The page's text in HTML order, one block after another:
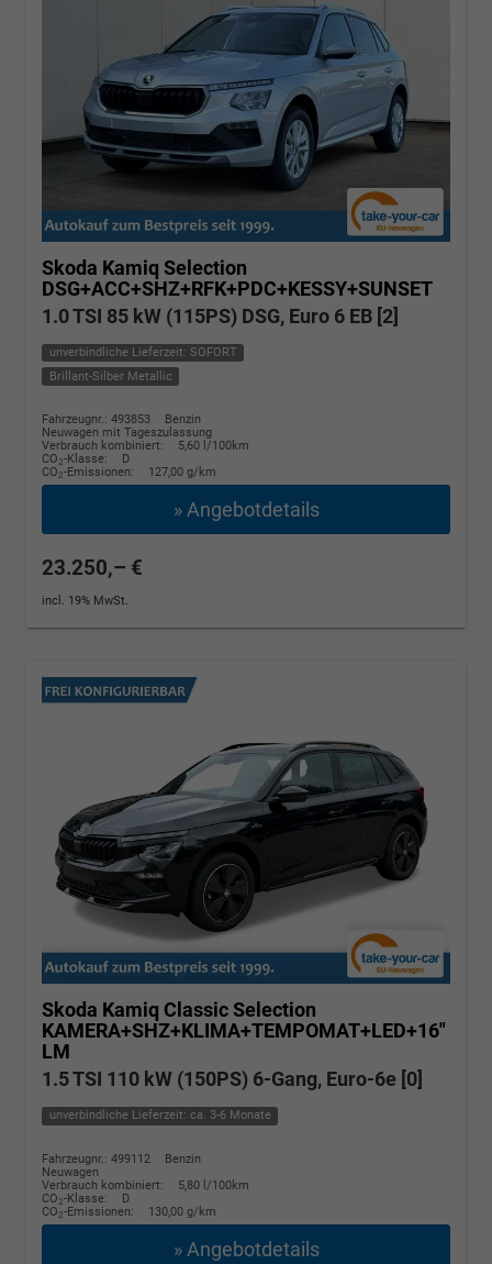
Skoda Kamiq Selection
DSG+ACC+SHZ+RFK+PDC+KESSY+SUNSET
1.0 TSI 85 kW (115PS) DSG, Euro 6 EB [2]
unverbindliche Lieferzeit: SOFORT
Brillant-Silber Metallic
Fahrzeugnr.: 493853
Benzin
Neuwagen mit Tageszulassung
Verbrauch kombiniert:
5,60 l/100km
CO2-Klasse:
D
CO2-Emissionen: 127,00 g/km
» Angebotdetails
23.250,– €
incl. 19% MwSt.
Skoda Kamiq Classic Selection
KAMERA+SHZ+KLIMA+TEMPOMAT+LED+16"
LM
1.5 TSI 110 kW (150PS) 6-Gang, Euro-6e [0]
unverbindliche Lieferzeit: ca. 3-6 Monate
Fahrzeugnr.: 499112
Benzin
Neuwagen
Verbrauch kombiniert:
5,80 l/100km
CO2-Klasse:
D
CO2-Emissionen: 130,00 g/km
» Angebotdetails